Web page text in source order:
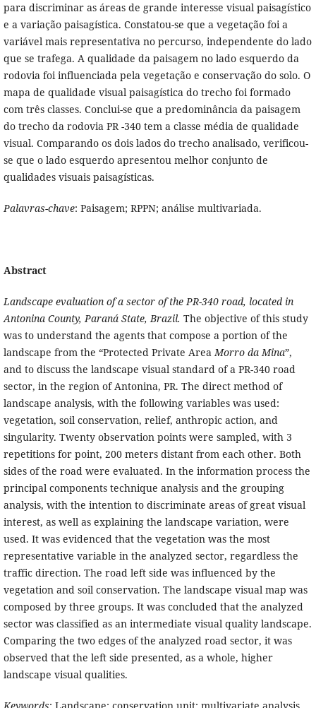
para discriminar as áreas de grande interesse visual paisagístico
e a variação paisagística. Constatou-se que a vegetação foi a
variável mais representativa no percurso, independente do lado
que se trafega. A qualidade da paisagem no lado esquerdo da
rodovia foi influenciada pela vegetação e conservação do solo. O
mapa de qualidade visual paisagística do trecho foi formado
com três classes. Conclui-se que a predominância da paisagem
do trecho da rodovia PR -340 tem a classe média de qualidade
visual. Comparando os dois lados do trecho analisado, verificou-
se que o lado esquerdo apresentou melhor conjunto de
qualidades visuais paisagísticas.
Palavras-chave: Paisagem; RPPN; análise multivariada.
Abstract
Landscape evaluation of a sector of the PR-340 road, located in
Antonina County, Paraná State, Brazil. The objective of this study
was to understand the agents that compose a portion of the
landscape from the “Protected Private AreaMorro da Mina”,
and to discuss the landscape visual standard of a PR-340 road
sector, in the region of Antonina, PR. The direct method of
landscape analysis, with the following variables was used:
vegetation, soil conservation, relief, anthropic action, and
singularity. Twenty observation points were sampled, with 3
repetitions for point, 200 meters distant from each other. Both
sides of the road were evaluated. In the information process the
principal components technique analysis and the grouping
analysis, with the intention to discriminate areas of great visual
interest, as well as explaining the landscape variation, were
used. It was evidenced that the vegetation was the most
representative variable in the analyzed sector, regardless the
traffic direction. The road left side was influenced by the
vegetation and soil conservation. The landscape visual map was
composed by three groups. It was concluded that the analyzed
sector was classified as an intermediate visual quality landscape.
Comparing the two edges of the analyzed road sector, it was
observed that the left side presented, as a whole, higher
landscape visual qualities.